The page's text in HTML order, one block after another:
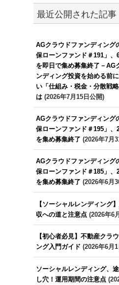
最近公開された記事
AGクラウドファンディング
保ローンファンド＃191」、
を即日で集め募集終了－AG
ンディング投資を始める前
い「仕組み・税金・分散戦
は(2026年7月15日公開)
AGクラウドファンディング
保ローンファンド＃195」、
を集め募集終了 (2026年7月
AGクラウドファンディング
保ローンファンド＃185」、
を集め募集終了 (2026年6月
【ソーシャルレンディング
収への道と注意点(2026年6
【初心者必見】不動産クラ
ング入門ガイド (2026年6月
ソーシャルレンディング、
し穴！運用期間の注意点